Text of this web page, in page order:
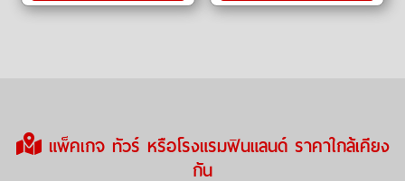
แพ็คเกจ ทัวร์ หรือโรงแรมฟินแลนด์ ราคาใกล้เคียง
กัน